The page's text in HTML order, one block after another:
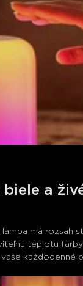
a
má rozsah
teplotu
každodenné